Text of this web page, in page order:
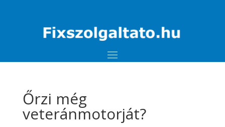
Őrzi még
veteránmotorját?